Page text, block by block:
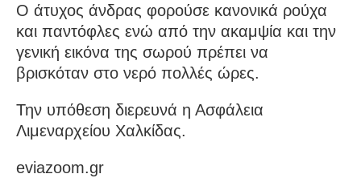
Ο άτυχος άνδρας φορούσε κανονικά ρούχα
και παντόφλες ενώ από την ακαμψία και την
γενική εικόνα της σωρού πρέπει να
βρισκόταν στο νερό πολλές ώρες.
Την υπόθεση διερευνά η Ασφάλεια
Λιμεναρχείου Χαλκίδας.
eviazoom.gr